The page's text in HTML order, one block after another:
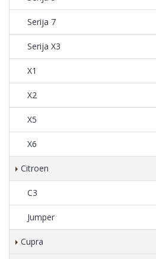
Serija 7
Serija X3
X1
X2
X5
X6
Citroen
C3
Jumper
Cupra